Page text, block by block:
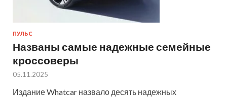
ПУЛЬС
Названы самые надежные семейные
кроссоверы
05.11.2025
Издание Whatcar назвало десять надежных